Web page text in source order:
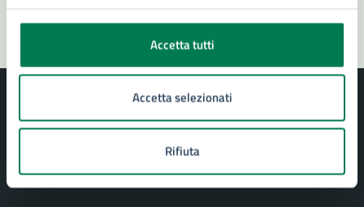
Accetta tutti
Accetta selezionati
Rifiuta